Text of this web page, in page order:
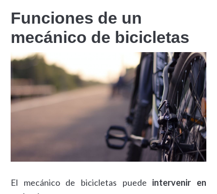
Funciones de un
mecánico de bicicletas
El mecánico de bicicletas puede intervenir en